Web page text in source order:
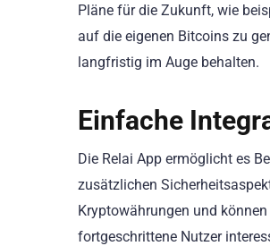
Pläne für die Zukunft, wie
auf die eigenen Bitcoins zu
langfristig im Auge behalten.
Einfache
Die Relai App ermöglicht es
zusätzlichen
Kryptowährungen und
fortgeschrittene Nutzer